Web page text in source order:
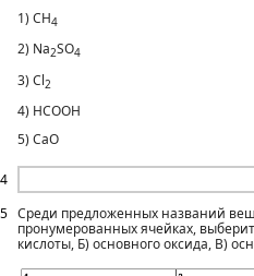
4
1) CH4
2) Na2SO4
3) Cl2
4) HCOOH
5) CaO
5 Среди предложенных названий
пронумерованных ячейках,
кислоты, Б) основного оксида, В)